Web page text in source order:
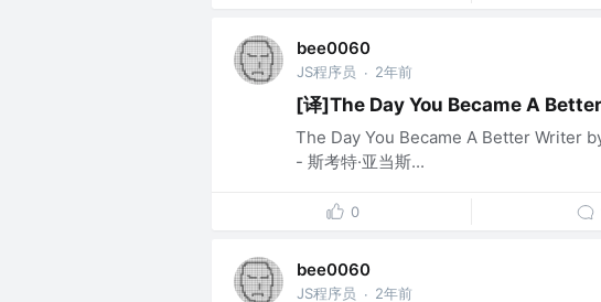
bee0060
JS程序员 · 2年前
[译]The Day You Became A
The Day You Became A Better Writer
- 斯考特·亚当斯...
0
bee0060
JS程序员 · 2年前